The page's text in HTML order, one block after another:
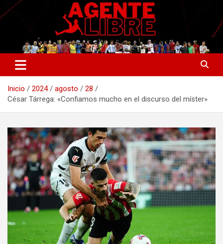
Saltar
al
Agente Libre Digital
La nueva generación del periodismo deportivo.
Inicio 2024 agosto
28
César Tárrega: «Confiamos mucho en el discurso del míster»